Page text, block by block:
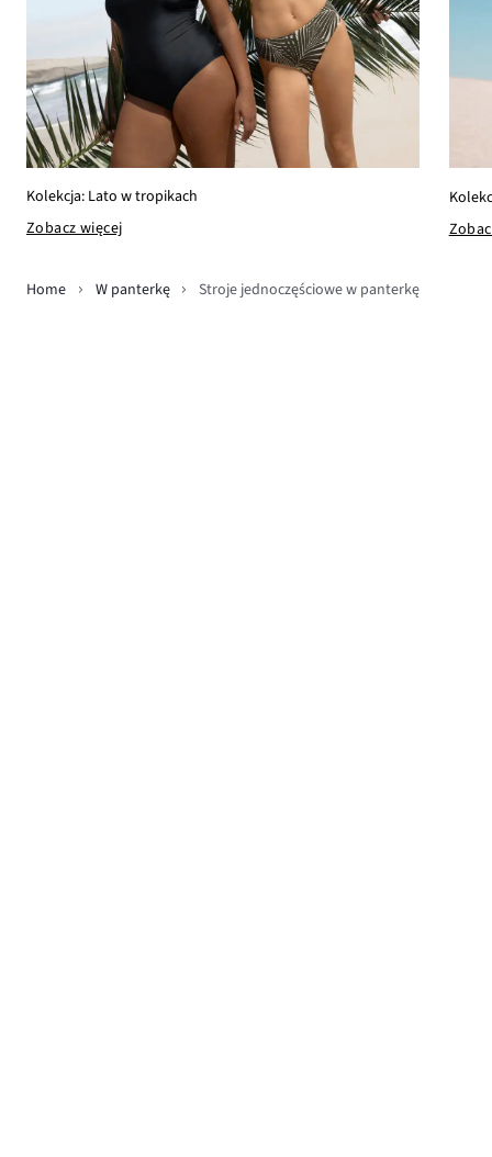
Kolekcja: Lato w tropikach
Zobacz więcej
Home W panterkę Stroje jednoczęściowe w panterkę